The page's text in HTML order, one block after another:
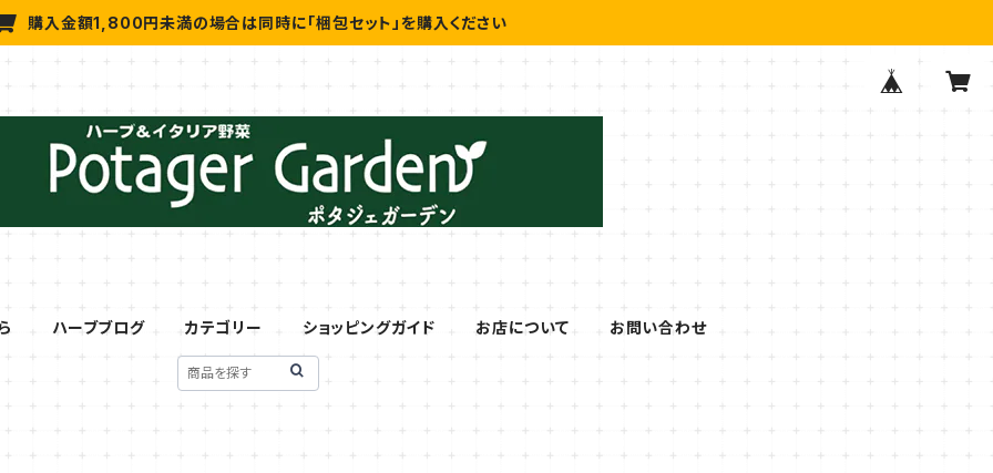
購入金額1,800円未満の場合は同時に「梱包セット」を購入ください
ハーブブログ カテゴリー ショッピングガイド お店について お問い合わせ